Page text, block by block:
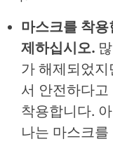
마스크를 착
제하십시오.
가 해제되었
서 안전하다
착용합니다.
나는 마스크